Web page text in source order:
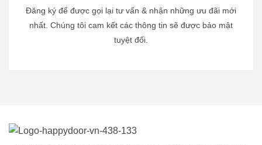
Đăng ký để được gọi lại tư vấn & nhận những ưu đãi mới
nhất. Chúng tôi cam kết các thông tin sẽ được bảo mật
tuyệt đối.